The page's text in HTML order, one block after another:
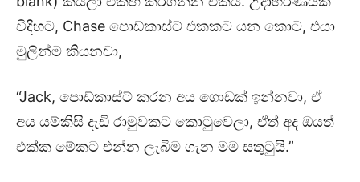
විදිහට, Chase පොඩ්කාස්ට් එකකට යන කොට, එයා
මුලින්ම කියනවා,
“Jack, පොඩ්කාස්ට් කරන අය ගොඩක් ඉන්නවා, ඒ
අය යම්කිසි දැඩි රාමුවකට කොටුවෙලා, ඒත් අද ඔයත්
එක්ක මේකට එන්න ලැබීම ගැන මම සතුටුයි.”